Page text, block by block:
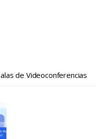
de Videoconferencias